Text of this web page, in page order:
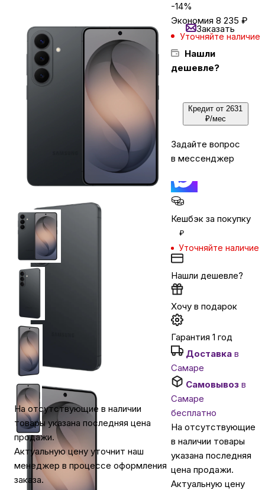
Сумки и чемоданы
Для дома и дачи
Для домашних питомцев
Умный дом и безопасность
Автомобильные аксессуары
Сервисный центр Apple в Самаре
Подарочные сертификаты
Аудио
На отсутствующие в наличии
товары указана последняя цена
продажи.
Актуальную цену уточнит наш
менеджер в процессе оформления
заказа.
-14%
Экономия 8 235 ₽
Уточняйте наличие
Нашли
дешевле?
Заказать
Кредит от 2631
₽/мес
Задайте вопрос
в мессенджер
Кешбэк за покупку
₽
Уточняйте наличие
Нашли дешевле?
Хочу в подарок
Гарантия 1 год
Доставкав
Самаре
Самовывозв
Самаре
бесплатно
На отсутствующие
в наличии товары
указана последняя
цена продажи.
Актуальную цену